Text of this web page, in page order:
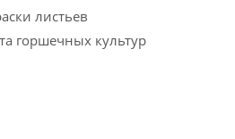
листьев
горшечных культур